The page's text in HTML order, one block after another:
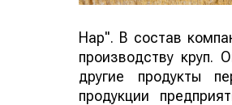
Нар". В состав
производству круп.
другие продукты
продукции